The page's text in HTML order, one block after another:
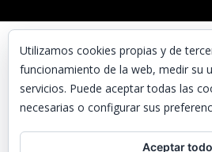
© UNAENERGÍA,
Inicio
Contacta con
Preguntas
Utilizamos cookies propias y de
funcionamiento de la web, medir su
servicios. Puede aceptar todas las
necesarias o configurar sus
Aceptar todo